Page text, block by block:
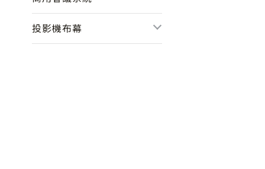
投影機布幕